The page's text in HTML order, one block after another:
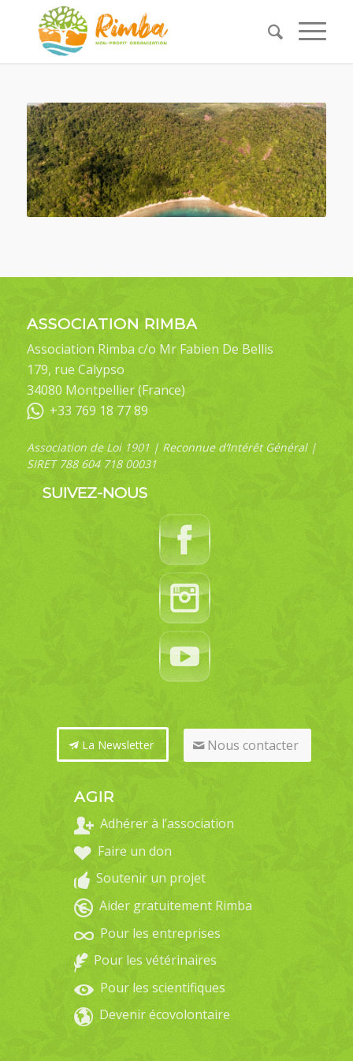
ASSOCIATION RIMBA
Association Rimba c/o Mr Fabien De Bellis
179, rue Calypso
34080 Montpellier (France)
+33 769 18 77 89
Association de Loi 1901 | Reconnue d’Intérêt Général |
SIRET 788 604 718 00031
SUIVEZ-NOUS
La Newsletter Nous contacter
AGIR
Adhérer à l’association
Faire un don
Soutenir un projet
Aider gratuitement Rimba
Pour les entreprises
Pour les vétérinaires
Pour les scientifiques
Devenir écovolontaire